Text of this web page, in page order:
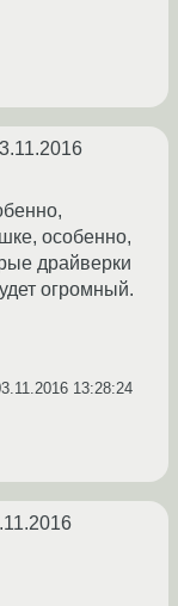
особенно,
драйверки
огромный.
13:28:24